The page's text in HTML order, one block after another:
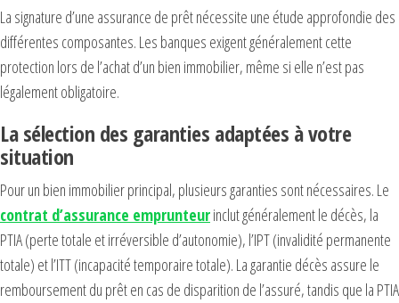
La signature d’une assurance de prêt nécessite une étude approfondie des
différentes composantes. Les banques exigent généralement cette
protection lors de l’achat d’un bien immobilier, même si elle n’est pas
légalement obligatoire.
La sélection des garanties adaptées à votre
situation
Pour un bien immobilier principal, plusieurs garanties sont nécessaires. Le
contrat d’assurance emprunteurinclut généralement le décès, la
PTIA (perte totale et irréversible d’autonomie), l’IPT (invalidité permanente
totale) et l’ITT (incapacité temporaire totale). La garantie décès assure le
remboursement du prêt en cas de disparition de l’assuré, tandis que la PTIA